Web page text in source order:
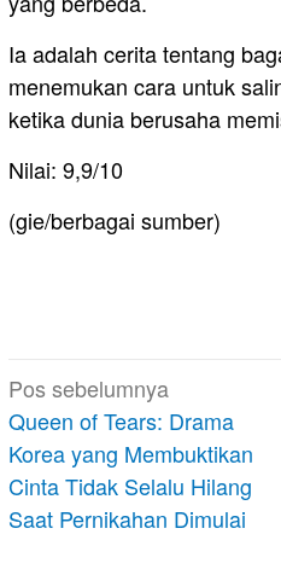
Ia adalah cerita tentang
menemukan cara untuk
ketika dunia berusaha
Nilai: 9,9/10
(gie/berbagai sumber)
Navigasi
pos
Pos sebelumnya
Queen of Tears: Drama
Korea yang Membuktikan
Cinta Tidak Selalu Hilang
Saat Pernikahan Dimulai